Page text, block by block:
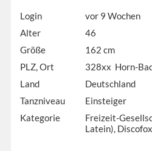
Login
vor 9 Wochen
Alter
46
Größe
162 cm
PLZ, Ort
328xx Horn-
Land
Deutschland
Tanzniveau
Einsteiger
Kategorie
Freizeit-
Latein), Discofox